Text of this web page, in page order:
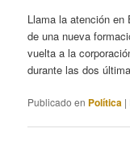
Llama la atención
de una nueva
vuelta a la
durante las dos
Publicado en Política |